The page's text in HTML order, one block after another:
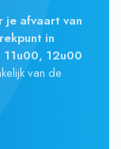
je afvaart van
in
11u00, 12u00
van de